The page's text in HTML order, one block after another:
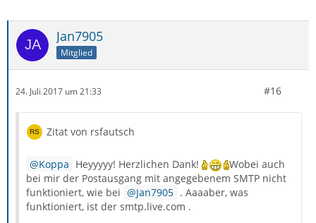
Jan7905
Mitglied
24. Juli 2017 um 21:33 #16
Zitat von rsfautsch
Koppa Heyyyyy! Herzlichen Dank!
Wobei auch
bei mir der Postausgang mit angegebenem SMTP nicht
funktioniert, wie bei
Jan7905 . Aaaaber, was
funktioniert, ist der smtp.live.com .